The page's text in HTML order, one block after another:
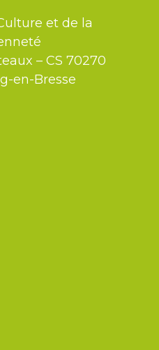
et de la
– CS 70270
en-Bresse